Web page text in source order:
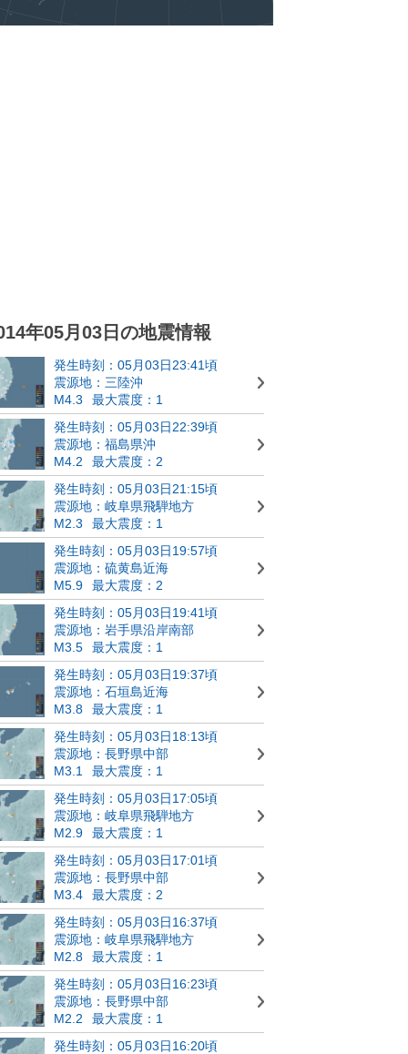
年05月03日の地震情報
発生時刻：05月03日23:41頃
震源地：三陸沖
M4.3
最大震度：1
発生時刻：05月03日22:39頃
震源地：福島県沖
M4.2
最大震度：2
発生時刻：05月03日21:15頃
震源地：岐阜県飛騨地方
M2.3
最大震度：1
発生時刻：05月03日19:57頃
震源地：硫黄島近海
M5.9
最大震度：2
発生時刻：05月03日19:41頃
震源地：岩手県沿岸南部
M3.5
最大震度：1
発生時刻：05月03日19:37頃
震源地：石垣島近海
M3.8
最大震度：1
発生時刻：05月03日18:13頃
震源地：長野県中部
M3.1
最大震度：1
発生時刻：05月03日17:05頃
震源地：岐阜県飛騨地方
M2.9
最大震度：1
発生時刻：05月03日17:01頃
震源地：長野県中部
M3.4
最大震度：2
発生時刻：05月03日16:37頃
震源地：岐阜県飛騨地方
M2.8
最大震度：1
発生時刻：05月03日16:23頃
震源地：長野県中部
M2.2
最大震度：1
発生時刻：05月03日16:20頃